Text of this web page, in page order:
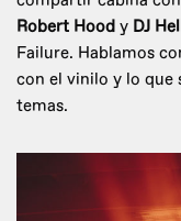
Robert Hood y DJ
Failure. Hablamos
con el vinilo y lo que
temas.